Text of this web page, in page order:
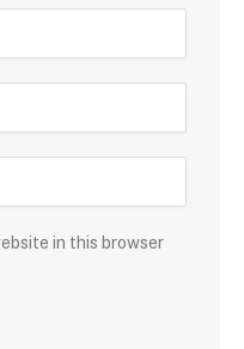
in this browser